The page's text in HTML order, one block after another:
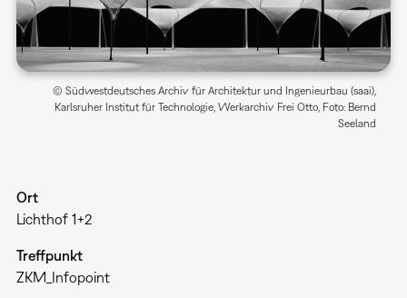
© Südwestdeutsches Archiv für Architektur und Ingenieurbau (saai),
Karlsruher Institut für Technologie, Werkarchiv Frei Otto, Foto: Bernd
Seeland
Ort
Lichthof 1+2
Treffpunkt
ZKM_Infopoint